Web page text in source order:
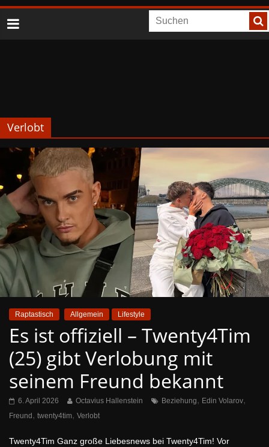
Verlobt
Raptastisch Allgemein Lifestyle
Es ist offiziell – Twenty4Tim
(25) gibt Verlobung mit
seinem Freund bekannt
6. April 2026 Octavius Hallenstein Beziehung, Edin Volarov,
Freund , twenty4tim, Verlobt
Twenty4Tim Ganz große Liebesnews bei Twenty4Tim! Vor